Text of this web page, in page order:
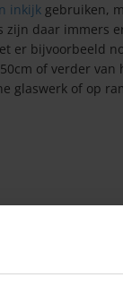
inkijk gebruiken,
zijn daar immers
er bijvoorbeeld
of verder van
glaswerk of op